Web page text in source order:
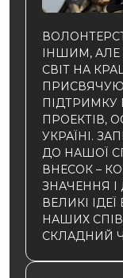
ІНШИМ,
СВІТ НА
ПРИСВЯЧУЮ
ПІДТРИМКУ
ПРОЕКТІВ,
УКРАЇНІ.
ДО НАШОЇ
ВНЕСОК –
ЗНАЧЕННЯ
ВЕЛИКІ
НАШИХ
СКЛАДНИЙ